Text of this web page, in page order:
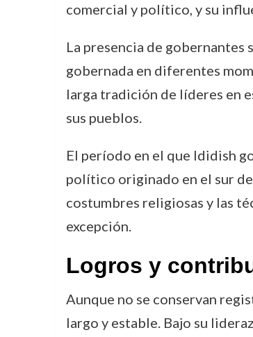
comercial y político, y su
La presencia de gobernantes
gobernada en diferentes
larga tradición de líderes en
sus pueblos.
El período en el que Ididish
político originado en el sur
costumbres religiosas y las
excepción.
Logros y
Aunque no se conservan
largo y estable. Bajo su